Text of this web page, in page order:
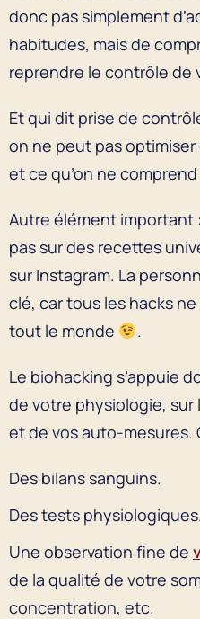
donc pas simplement
habitudes, mais de
reprendre le contrôle de
Et qui dit prise de
on ne peut pas optimiser
et ce qu’on ne comprend
Autre élément important
pas sur des recettes
sur Instagram. La
clé, car tous les hacks
tout le monde
.
Le biohacking s’appuie
de votre physiologie, sur
et de vos auto-mesures.
Des bilans sanguins.
Des tests physiologiques.
Une observation fine de
de la qualité de votre
concentration, etc.